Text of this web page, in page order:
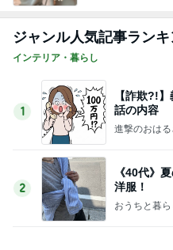
3
40代にな
い？
4
韓国旅行
たくない理
65点の暮ら
5
《前髪ぺ
ンに前髪セ
おうちと暮